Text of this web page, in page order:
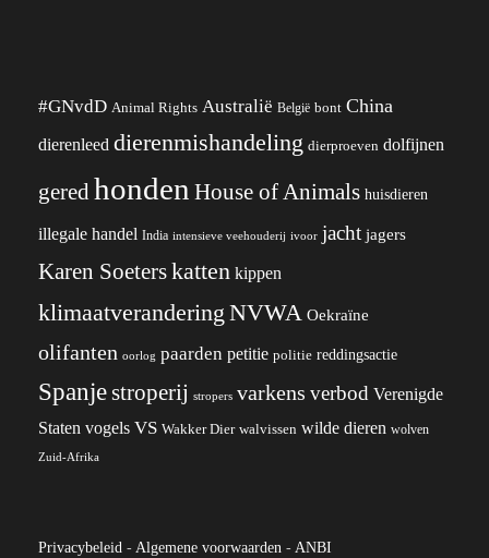
#GNvdD Animal Rights Australië België bont China
dierenleed dierenmishandeling dierproeven dolfijnen
geredhonden House of Animals huisdieren
illegale handel India intensieve veehouderij ivoor jacht jagers
Karen Soeterskatten kippen
klimaatverandering NVWA Oekraïne
olifanten oorlog paarden petitie politie reddingsactie
Spanjestroperij stropers varkens verbod Verenigde
Staten vogels VS Wakker Dier walvissen wilde dieren wolven
Zuid-Afrika
Privacybeleid - Algemene voorwaarden - ANBI